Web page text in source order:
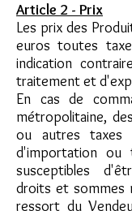
Article 2 - Prix
Les prix des
euros toutes
indication
traitement et
En cas de
métropolitaine,
ou autres taxes
d'importation ou
susceptibles
droits et sommes
ressort du